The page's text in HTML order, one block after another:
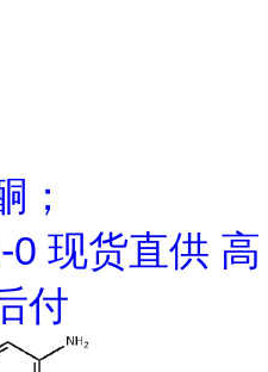
；
现货直供 高
付